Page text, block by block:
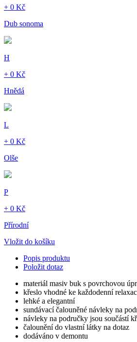
+ 0 Kč
Dub sonoma
H
+ 0 Kč
Hnědá
L
+ 0 Kč
Olše
P
+ 0 Kč
Přírodní
Vložit do košíku
Popis produktu
Položit dotaz
materiál masiv buk s povrchovou
křeslo vhodné ke každodenní
lehké a elegantní
sundávací čalouněné návleky na
návleky na područky jsou součástí
čalounění do vlastní látky na dotaz
dodáváno v demontu